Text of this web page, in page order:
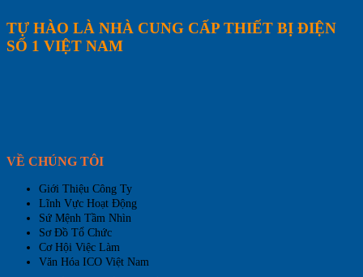
TỰ HÀO LÀ NHÀ CUNG CẤP THIẾT BỊ ĐIỆN
SỐ 1 VIỆT NAM
VỀ CHÚNG TÔI
Giới Thiệu Công Ty
Lĩnh Vực Hoạt Động
Sứ Mệnh Tầm Nhìn
Sơ Đồ Tổ Chức
Cơ Hội Việc Làm
Văn Hóa ICO Việt Nam